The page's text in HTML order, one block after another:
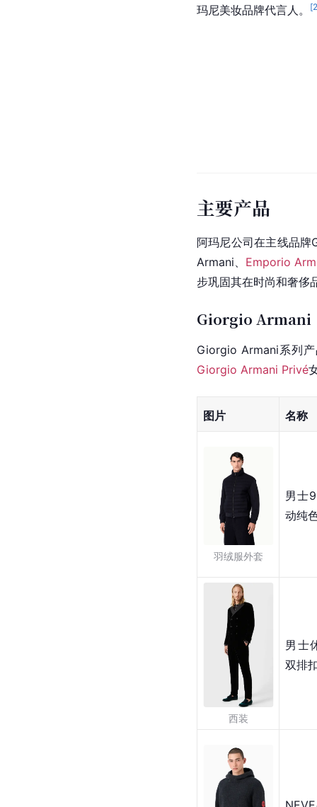
玛尼美妆品牌代言人。
[
主要产品
阿玛尼公司在主线品
Armani、 Emporio
步巩固其在时尚和奢侈
Giorgio Armani
Giorgio Armani系列
Giorgio Armani Privé
图片 名称
羽绒服外套
男士
动纯
西装
男士
双排